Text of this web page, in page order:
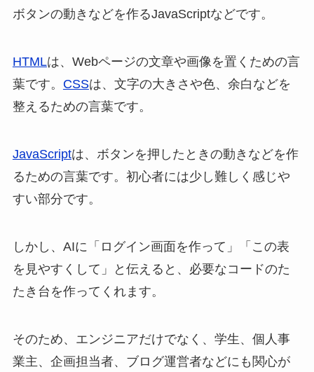
ボタンの動きなどを作るJavaScriptなどです。
HTMLは、Webページの文章や画像を置くための言
葉です。 CSSは、文字の大きさや色、余白などを
整えるための言葉です。
JavaScriptは、ボタンを押したときの動きなどを作
るための言葉です。初心者には少し難しく感じや
すい部分です。
しかし、AIに「ログイン画面を作って」「この表
を見やすくして」と伝えると、必要なコードのた
たき台を作ってくれます。
そのため、エンジニアだけでなく、学生、個人事
業主、企画担当者、ブログ運営者などにも関心が